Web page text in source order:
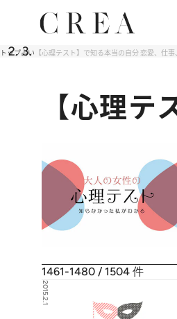
トップ占い 【心理テスト】で知る本当の自分 恋愛、仕
【心理
1461-1480 / 1504 件
2015.2.1